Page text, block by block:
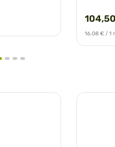
16,08 € / 1